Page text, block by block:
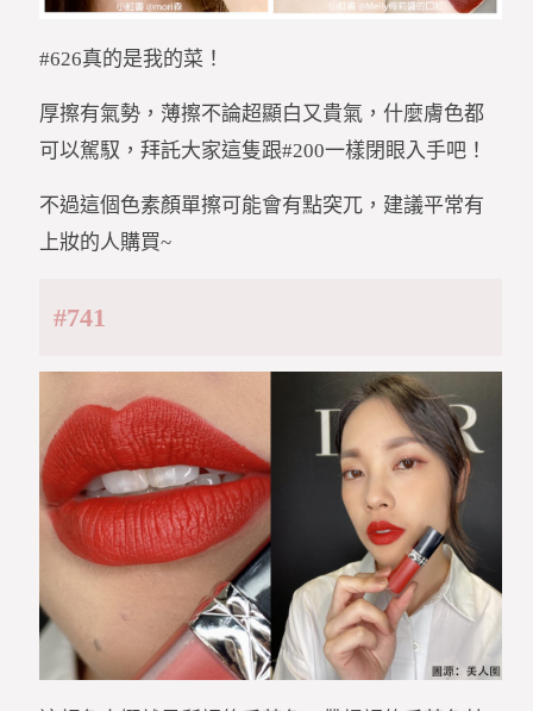
#626真的是我的菜！
厚擦有氣勢，薄擦不論超顯白又貴氣，什麼膚色都
可以駕馭，拜託大家這隻跟#200一樣閉眼入手吧！
不過這個色素顏單擦可能會有點突兀，建議平常有
上妝的人購買~
#741